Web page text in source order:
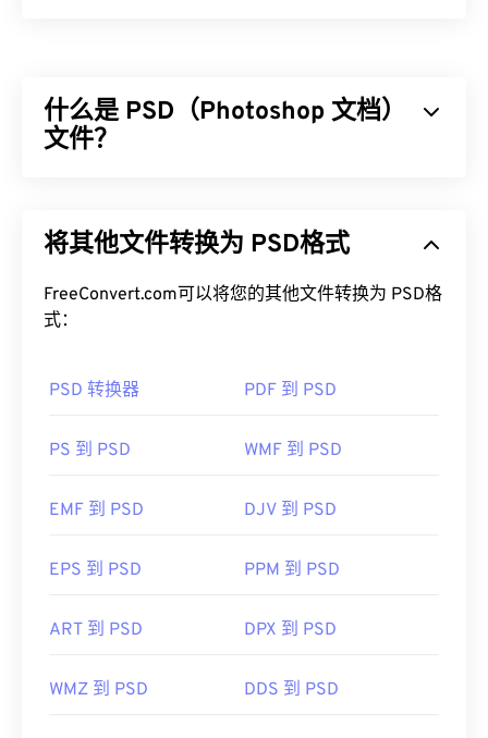
用作 JPEG、无损压缩图像文件、带图层的图像或页
面的容器
打开 TIFF 文件最常用的程序是 Windows 版
Viewer和 macOS 版Apple Preview。您可以使用一
款名为XnView MP 的免费独立程序。如果您在打开
TIFF 文件时遇到问题，也可以使用我们的
GIMP)、Adobe Photoshop和ACDSee）
首次发行：1986年
types/image/raster/tiff-file.html
什么是 PSD（Photoshop 文档）
文件？
杂的图形设计程序。PSD 可以将图像及其对应的图
件中！PSD 允许用户对图像或图形设计的各个组件
进行精细编辑，同时以可访问的格式保留文件信息。
如何打开 PSD 文件？
Adobe Photoshop 是打开 PSD 文件最常用的程序。
的免费替代品。
由于 PSD 文件较大，不易于传输、存储或共享。为
据的文件格式。最常见的是转换为 JPEG 格式
将其他文件转换为 PSD格式
FreeConvert.com可以将您的其他文件转换为 PSD格
式：
PSD 转换器 PDF 到 PSD
PS 到 PSD WMF 到 PSD
EMF 到 PSD DJV 到 PSD
EPS 到 PSD PPM 到 PSD
ART 到 PSD DPX 到 PSD
WMZ 到 PSD DDS 到 PSD